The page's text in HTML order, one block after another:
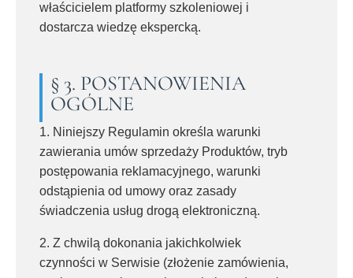
właścicielem platformy szkoleniowej i
dostarcza wiedzę ekspercką.
§ 3. POSTANOWIENIA
OGÓLNE
1. Niniejszy Regulamin określa warunki
zawierania umów sprzedaży Produktów, tryb
postępowania reklamacyjnego, warunki
odstąpienia od umowy oraz zasady
świadczenia usług drogą elektroniczną.
2. Z chwilą dokonania jakichkolwiek
czynności w Serwisie (złożenie zamówienia,